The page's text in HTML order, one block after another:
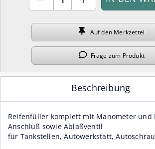
Auf den Merkzettel
Frage zum Produkt
Beschreibung
Reifenfüller komplett mit Manometer und
Anschluß sowie Ablaßventil
für Tankstellen, Autowerkstatt,